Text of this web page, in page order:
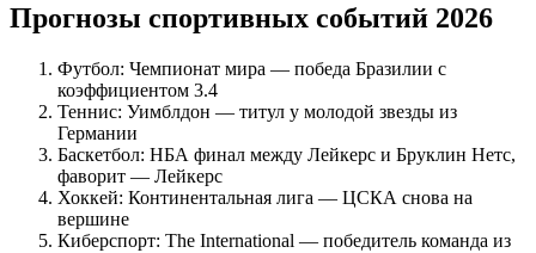
Прогнозы спортивных событий 2026
Футбол: Чемпионат мира — победа Бразилии с
коэффициентом 3.4
Теннис: Уимблдон — титул у молодой звезды из
Германии
Баскетбол: НБА финал между Лейкерс и Бруклин Нетс,
фаворит — Лейкерс
Хоккей: Континентальная лига — ЦСКА снова на
вершине
Киберспорт: The International — победитель команда из